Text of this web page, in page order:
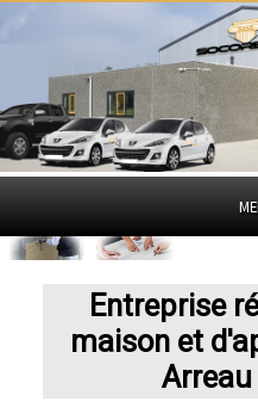
Entreprise
maison et